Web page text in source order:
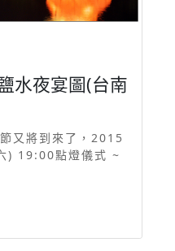
水夜宴圖(台南
又將到來了，2015
) 19:00點燈儀式 ~